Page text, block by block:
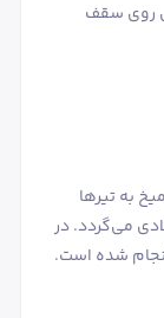
روی سقف
به تیرها
می‌گردد. در
شده است.